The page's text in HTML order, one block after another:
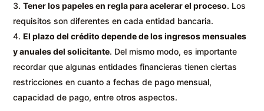
Tener los papeles en regla para acelerar el proceso. Los
requisitos son diferentes en cada entidad bancaria.
El plazo del crédito depende de los ingresos mensuales
y anuales del solicitante. Del mismo modo, es importante
recordar que algunas entidades financieras tienen ciertas
restricciones en cuanto a fechas de pago mensual,
capacidad de pago, entre otros aspectos.